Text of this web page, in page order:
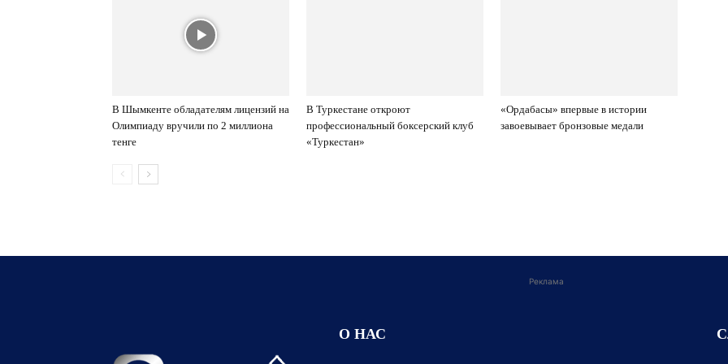
В Шымкенте обладателям лицензий на
Олимпиаду вручили по 2 миллиона
тенге
В Туркестане откроют
профессиональный боксерский клуб
«Туркестан»
«Ордабасы» впервые в истории
завоевывает бронзовые медали
Реклама
О НАС